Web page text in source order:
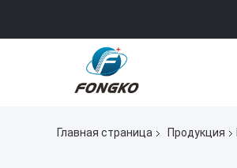
Главная страница Продукция